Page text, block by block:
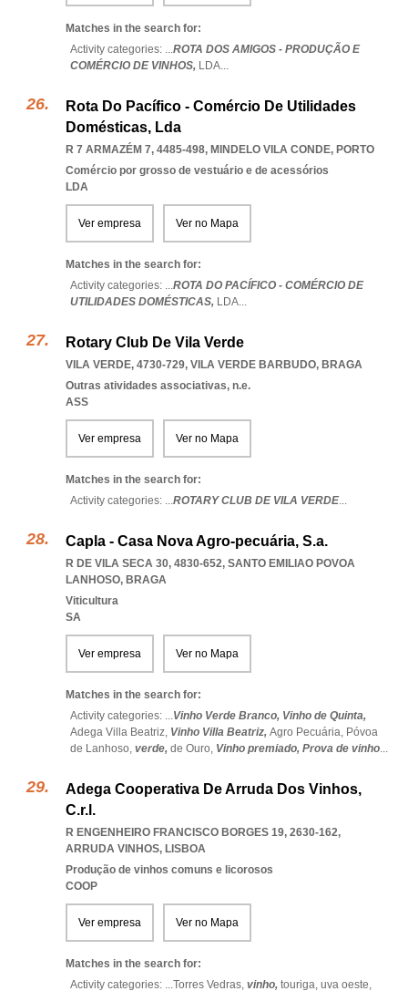
Matches in the search for:
Activity categories: ...ROTA DOS AMIGOS - PRODUÇÃO E
COMÉRCIO DE VINHOS, LDA...
Rota Do Pacífico - Comércio De Utilidades
Domésticas, Lda
R 7 ARMAZÉM 7, 4485-498, MINDELO VILA CONDE, PORTO
Comércio por grosso de vestuário e de acessórios
LDA
Ver empresa Ver no Mapa
Matches in the search for:
Activity categories: ...ROTA DO PACÍFICO - COMÉRCIO DE
UTILIDADES DOMÉSTICAS, LDA...
Rotary Club De Vila Verde
VILA VERDE, 4730-729, VILA VERDE BARBUDO, BRAGA
Outras atividades associativas, n.e.
ASS
Ver empresa Ver no Mapa
Matches in the search for:
Activity categories: ...ROTARY CLUB DE VILA VERDE...
Capla - Casa Nova Agro-pecuária, S.a.
R DE VILA SECA 30, 4830-652, SANTO EMILIAO POVOA
LANHOSO, BRAGA
Viticultura
SA
Ver empresa Ver no Mapa
Matches in the search for:
Activity categories: ...Vinho Verde Branco, Vinho de Quinta,
Adega Villa Beatriz, Vinho Villa Beatriz, Agro Pecuária, Póvoa
de Lanhoso, verde, de Ouro, Vinho premiado, Prova de vinho...
Adega Cooperativa De Arruda Dos Vinhos,
C.r.l.
R ENGENHEIRO FRANCISCO BORGES 19, 2630-162,
ARRUDA VINHOS, LISBOA
Produção de vinhos comuns e licorosos
COOP
Ver empresa Ver no Mapa
Matches in the search for:
Activity categories: ...Torres Vedras, vinho, touriga, uva oeste,